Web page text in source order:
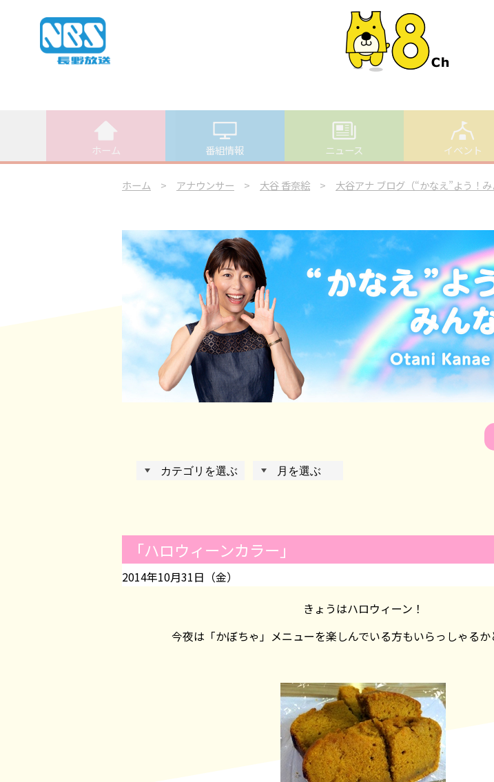
ホーム 番組情報 ニュース イベント
ホーム > アナウンサー > 大谷 香奈絵 > 大谷アナ ブログ（“かなえ”よう！み
「ハロウィーンカラー」
2014年10月31日（金）
きょうはハロウィーン！
今夜は「かぼちゃ」メニューを楽しんでいる方もいらっしゃるか